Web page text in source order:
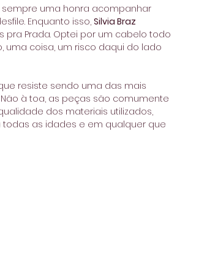
sempre uma honra acompanhar
Enquanto isso, Silvia Braz
pra Prada. Optei por um cabelo todo
uma coisa, um risco daqui do lado
resiste sendo uma das mais
à toa, as peças são comumente
dos materiais utilizados,
as idades e em qualquer que